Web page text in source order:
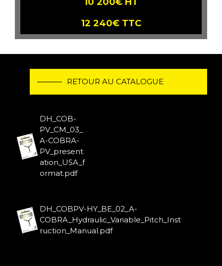
12 240€ TTC
RETOUR AU CATALOGUE
DH_COB-
PV_CM_03_
A-COBRA-
PV_present
ation_USA_f
ormat.pdf
DH_COBPV-HY_BE_02_A-
COBRA_Hydraulic_Variable_Pitch_Inst
ruction_Manual.pdf